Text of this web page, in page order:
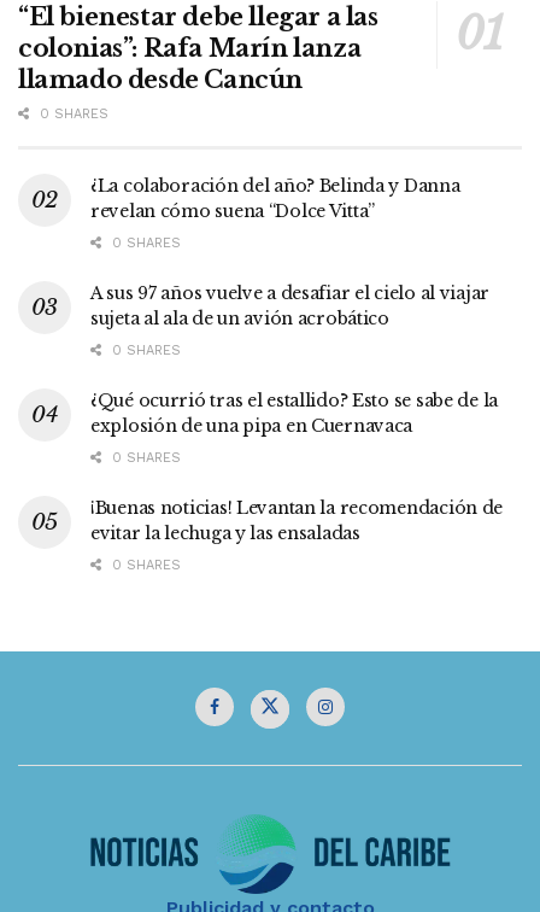
“El bienestar debe llegar a las
colonias”: Rafa Marín lanza
llamado desde Cancún
0 SHARES
¿La colaboración del año? Belinda y Danna
revelan cómo suena “Dolce Vitta”
0 SHARES
A sus 97 años vuelve a desafiar el cielo al viajar
sujeta al ala de un avión acrobático
0 SHARES
¿Qué ocurrió tras el estallido? Esto se sabe de la
explosión de una pipa en Cuernavaca
0 SHARES
¡Buenas noticias! Levantan la recomendación de
evitar la lechuga y las ensaladas
0 SHARES